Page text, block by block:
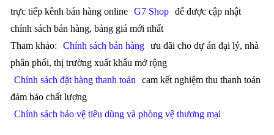
trực tiếp kênh bán hàng online G7 Shop
để được cập nhật
chính sách bán hàng, bảng giá mới nhất
Tham khảo:
Chính sách bán hàng
ưu đãi cho dự án đại lý, nhà
phân phối, thị trường xuất khẩu mở rộng
Chính sách đặt hàng thanh toán
cam kết nghiệm thu thanh toán
đảm bảo chất lượng
Chính sách bảo vệ tiêu dùng và phòng vệ thương mại